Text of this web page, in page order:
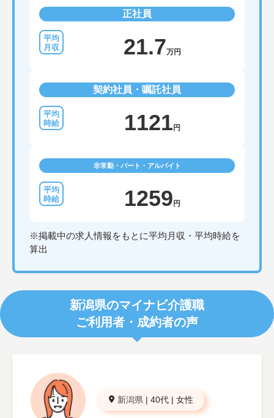
正社員
21.7万円
契約社員・嘱託社員
1121 円
非常勤・パート・アルバイト
1259 円
※掲載中の求人情報をもとに平均月収・平均時給を
算出
新潟県のマイナビ介護職
ご利用者・成約者の声
新潟県 | 40代 | 女性